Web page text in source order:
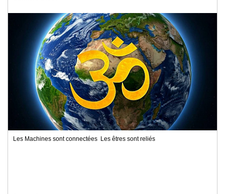
Les Machines sont connectées Les êtres sont reliés